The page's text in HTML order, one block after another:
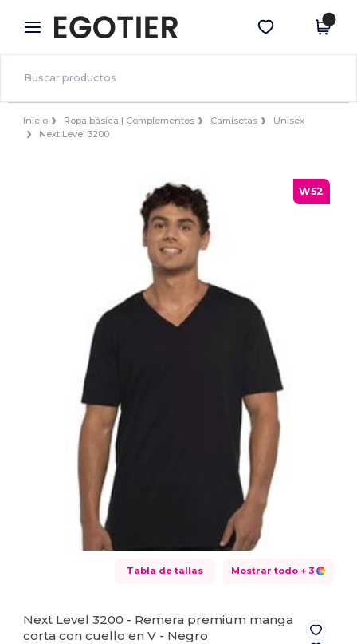
× App de Egotier
¡Mejores precios en app!
Descargar app
Inicio Ropa básica | Complementos Camisetas
Unisex
Next Level 3200
W52
Tabla de tallas Mostrar todo + 3
Next Level 3200 - Remera premium manga
corta con cuello en V - Negro